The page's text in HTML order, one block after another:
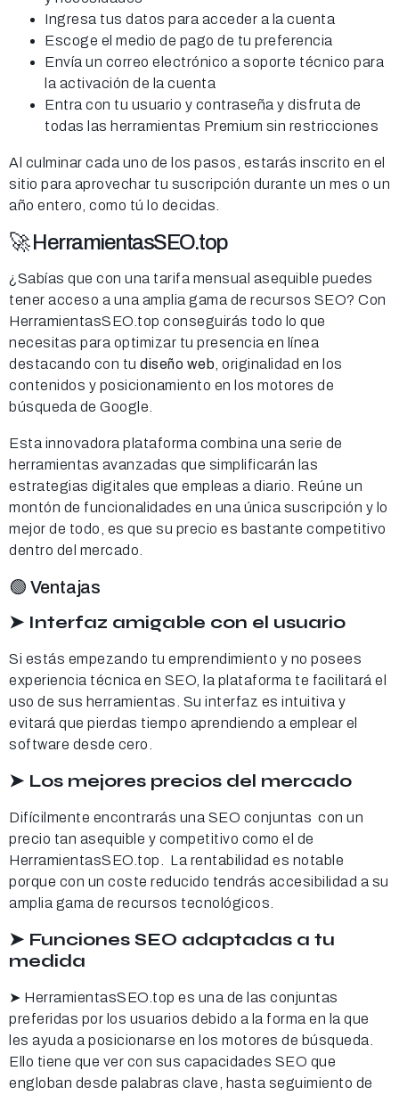
Ingresa tus datos para acceder a la cuenta
Escoge el medio de pago de tu preferencia
Envía un correo electrónico a soporte técnico para
la activación de la cuenta
Entra con tu usuario y contraseña y disfruta de
todas las herramientas Premium sin restricciones
Al culminar cada uno de los pasos, estarás inscrito en el
sitio para aprovechar tu suscripción durante un mes o un
año entero, como tú lo decidas.
🚀 HerramientasSEO.top
¿Sabías que con una tarifa mensual asequible puedes
tener acceso a una amplia gama de recursos SEO? Con
HerramientasSEO.top conseguirás todo lo que
necesitas para optimizar tu presencia en línea
destacando con tu diseño web , originalidad en los
contenidos y posicionamiento en los motores de
búsqueda de Google.
Esta innovadora plataforma combina una serie de
herramientas avanzadas que simplificarán las
estrategias digitales que empleas a diario. Reúne un
montón de funcionalidades en una única suscripción y lo
mejor de todo, es que su precio es bastante competitivo
dentro del mercado.
🟢 Ventajas
➤ Interfaz amigable con el usuario
Si estás empezando tu emprendimiento y no posees
experiencia técnica en SEO, la plataforma te facilitará el
uso de sus herramientas. Su interfaz es intuitiva y
evitará que pierdas tiempo aprendiendo a emplear el
software desde cero.
➤ Los mejores precios del mercado
Difícilmente encontrarás una SEO conjuntas con un
precio tan asequible y competitivo como el de
HerramientasSEO.top. La rentabilidad es notable
porque con un coste reducido tendrás accesibilidad a su
amplia gama de recursos tecnológicos.
➤ Funciones SEO adaptadas a tu
medida
➤ HerramientasSEO.top es una de las conjuntas
preferidas por los usuarios debido a la forma en la que
les ayuda a posicionarse en los motores de búsqueda.
Ello tiene que ver con sus capacidades SEO que
engloban desde palabras clave, hasta seguimiento de